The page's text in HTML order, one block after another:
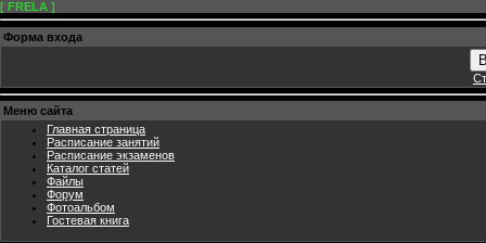
[ FRELA ]
Форма входа
Меню сайта
Главная страница
Расписание занятий
Расписание экзаменов
Каталог статей
Файлы
Форум
Фотоальбом
Гостевая книга